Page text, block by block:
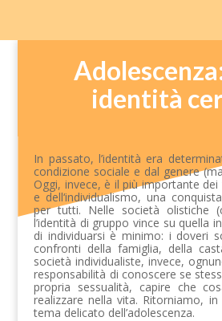
identità
In passato, l’identità era
condizione sociale e dal genere
Oggi, invece, è il più importante dei
e dell‘individualismo, una
per tutti. Nelle società olistiche
l’identità di gruppo vince su quella
di individuarsi è minimo: i doveri
confronti della famiglia, della
società individualiste, invece,
responsabilità di conoscere se
propria sessualità, capire che
realizzare nella vita. Ritorniamo,
tema delicato dell’adolescenza.